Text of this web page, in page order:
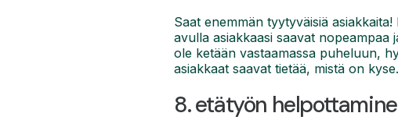
Saat enemmän tyytyväisiä
avulla asiakkaasi saavat
ole ketään vastaamassa puheluun,
asiakkaat saavat tietää, mistä on kyse.
8. etätyön